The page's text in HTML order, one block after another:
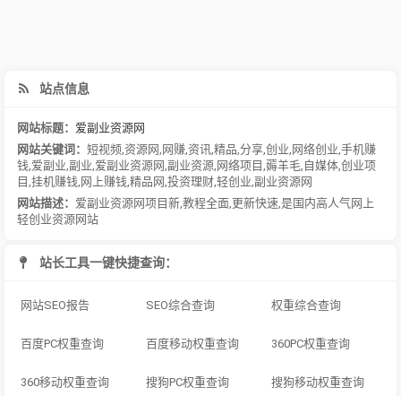
站点信息
网站标题： 爱副业资源网
网站关键词： 短视频 资源网 网赚 资讯 精品 分享 创业 网络创业 手机赚
钱 爱副业 副业 爱副业资源网 副业资源 网络项目 薅羊毛 自媒体 创业项
目 挂机赚钱 网上赚钱 精品网 投资理财 轻创业 副业资源网
网站描述： 爱副业资源网项目新,教程全面,更新快速,是国内高人气网上
轻创业资源网站
站长工具一键快捷查询：
网站SEO报告 SEO综合查询 权重综合查询
百度PC权重查询 百度移动权重查询 360PC权重查询
360移动权重查询 搜狗PC权重查询 搜狗移动权重查询